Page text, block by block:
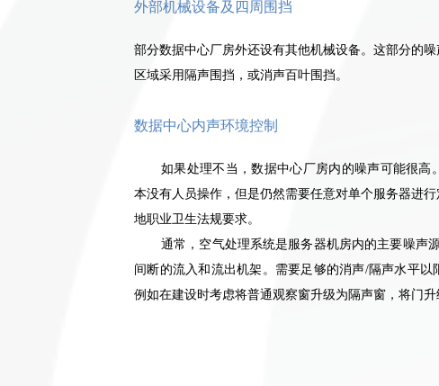
外部机械设备及四周围挡
部分数据中心厂房外还设有其他机械设备。这部分的噪
区域采用隔声围挡，或消声百叶围挡。
数据中心内声环境控制
如果处理不当，数据中心厂房内的噪声可能很高
本没有人员操作，但是仍然需要任意对单个服务器进
地职业卫生法规要求。
通常，空气处理系统是服务器机房内的主要噪声
间断的流入和流出机架。需要足够的消声/隔声水平以
例如在建设时考虑将普通观察窗升级为隔声窗，将门升